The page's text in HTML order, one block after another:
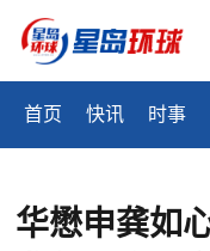
首页 快讯 时事
华懋申龚如